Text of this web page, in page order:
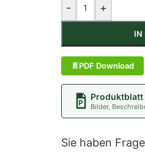
- +
IN
PDF Download
Produktblatt
Bilder,
Sie haben